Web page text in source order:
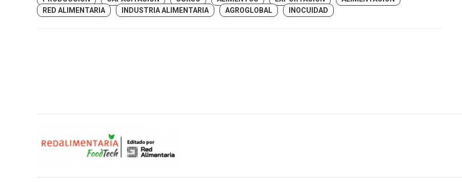
RED ALIMENTARIA
INDUSTRIA ALIMENTARIA AGROGLOBAL INOCUIDAD